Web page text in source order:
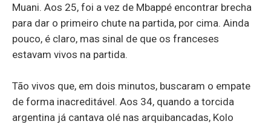
Muani. Aos 25, foi a vez de Mbappé encontrar brecha
para dar o primeiro chute na partida, por cima. Ainda
pouco, é claro, mas sinal de que os franceses
estavam vivos na partida.
Tão vivos que, em dois minutos, buscaram o empate
de forma inacreditável. Aos 34, quando a torcida
argentina já cantava olé nas arquibancadas, Kolo